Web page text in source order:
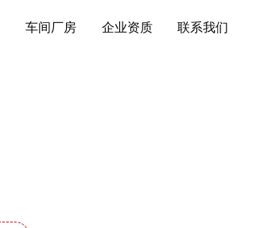
车间厂房 企业资质 联系我们